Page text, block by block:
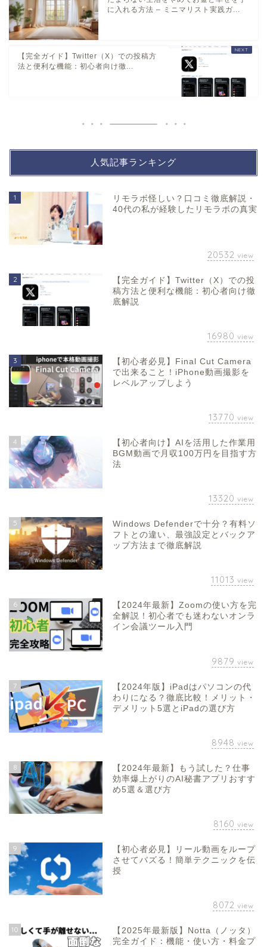
に入れる方法 – ミニマリスト実践ガ...
【完全ガイド】Twitter（X）での投稿方
法と便利な機能：初心者向け徹...
人気記事ランキング
1
リモラボ怪しい？口コミ徹底解説・
40代の私が経験したリモラボの真実
20532 view
2
【完全ガイド】Twitter（X）での投
稿方法と便利な機能：初心者向け徹
底解説
16980 view
3
【初心者必見】Final Cut Camera
で出来ること！iPhone動画撮影を
レベルアップしよう
13770 view
4
【初心者向け】AIを活用した作業用
BGM動画で月収100万円を目指す方
法
13320 view
5
Windows Defenderで十分？有料ソ
フトとの違い、最強設定とバックア
ップ方法まで徹底解説
11013 view
6
【2024年最新】Zoomの使い方を完
全解説！初心者でも迷わないオンラ
イン会議ツール入門
9879 view
7
【2024年版】iPadはパソコンの代
わりになる？徹底比較！メリット・
デメリット5選とiPadの選び方
8948 view
8
【2024年最新】もう試した？仕事
効率爆上がりのAI秘書アプリおすす
め5選＆選び方
8160 view
9
【初心者必見】リール動画をループ
させてバズる！簡単テクニックを伝
授
8072 view
10
【2025年最新版】Notta（ノッタ）
完全ガイド：機能・使い方・料金プ